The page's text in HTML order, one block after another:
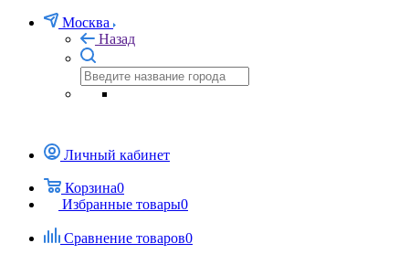
Москва
Назад
Личный кабинет
Корзина0
Избранные товары0
Сравнение товаров0